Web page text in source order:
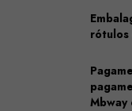
rótulos